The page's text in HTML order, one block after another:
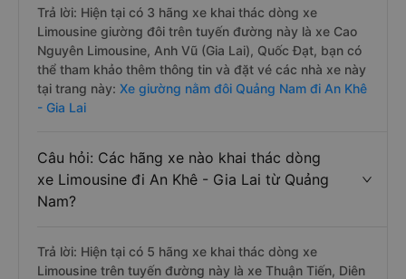
Trả lời: Hiện tại có 3 hãng xe khai thác dòng xe
Limousine giường đôi trên tuyến đường này là xe Cao
Nguyên Limousine, Anh Vũ (Gia Lai), Quốc Đạt, bạn có
thể tham khảo thêm thông tin và đặt vé các nhà xe này
tại trang này: Xe giường nằm đôi Quảng Nam đi An Khê
- Gia Lai
Câu hỏi: Các hãng xe nào khai thác dòng
xe Limousine đi An Khê - Gia Lai từ Quảng
Nam?
Trả lời: Hiện tại có 5 hãng xe khai thác dòng xe
Limousine trên tuyến đường này là xe Thuận Tiến, Diên